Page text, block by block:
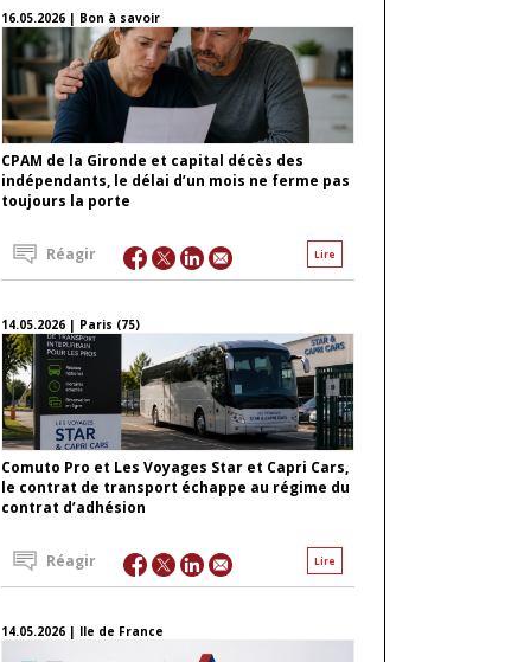
16.05.2026 | Bon à savoir
CPAM de la Gironde et capital décès des
indépendants, le délai d’un mois ne ferme pas
toujours la porte
Lire
Réagir
14.05.2026 | Paris (75)
Comuto Pro et Les Voyages Star et Capri Cars,
le contrat de transport échappe au régime du
contrat d’adhésion
Lire
Réagir
14.05.2026 | Ile de France